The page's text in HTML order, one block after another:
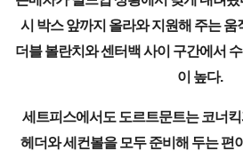
시 박스 앞까지 올라와 지원해 주는 움
더블 볼란치와 센터백 사이 구간에서
이 높다.
세트피스에서도 도르트문트는 코너
헤더와 세컨볼을 모두 준비해 두는 편